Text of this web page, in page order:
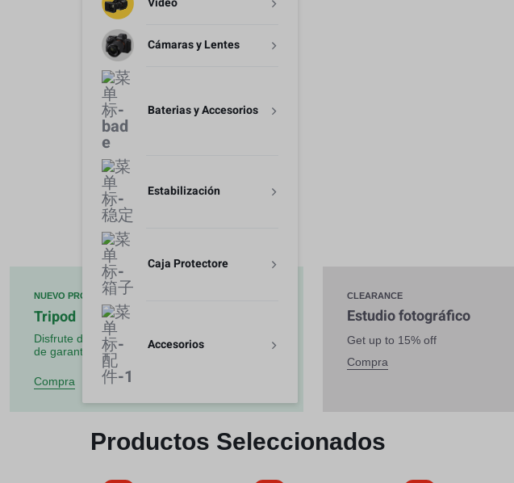
Cámaras y Lentes
Baterias y Accesorios
Estabilización
Caja Protectore
Accesorios
Estabilización
Accesorios
NUEVO PRODUCTO
Tripod
Disfrute de 1 año
de garantía
Compra
CLEARANCE
Estudio fotográfico
Get up to 15% off
Compra
Productos Seleccionados